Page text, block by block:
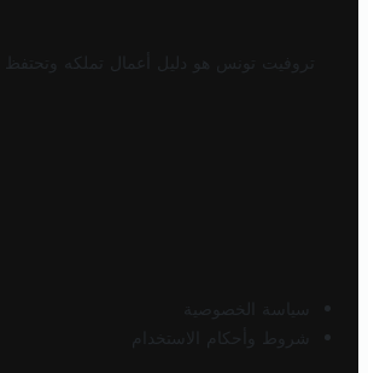
تروفيت تونس هو دليل أعمال تملكه وتحتفظ
سياسة الخصوصية
شروط وأحكام الاستخدام